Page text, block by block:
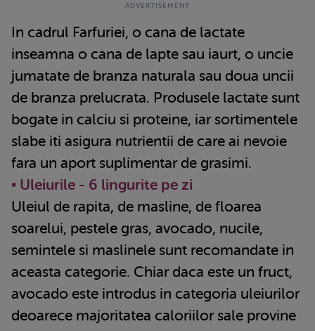
In cadrul Farfuriei, o cana de lactate
inseamna o cana de lapte sau iaurt, o uncie
jumatate de branza naturala sau doua uncii
de branza prelucrata. Produsele lactate sunt
bogate in calciu si proteine, iar sortimentele
slabe iti asigura nutrientii de care ai nevoie
fara un aport suplimentar de grasimi.
• Uleiurile - 6 lingurite pe zi
Uleiul de rapita, de masline, de floarea
soarelui, pestele gras, avocado, nucile,
semintele si maslinele sunt recomandate in
aceasta categorie. Chiar daca este un fruct,
avocado este introdus in categoria uleiurilor
deoarece majoritatea caloriilor sale provine